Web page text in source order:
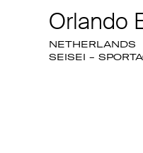
Orlando
NETHERLANDS
SEISEI -